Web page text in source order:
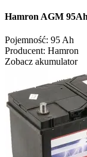
Hamron AGM 95Ah
Pojemność: 95 Ah
Producent: Hamron
Zobacz akumulator